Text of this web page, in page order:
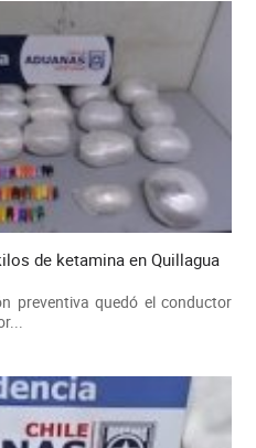
de ketamina en Quillagua
preventiva quedó el conductor